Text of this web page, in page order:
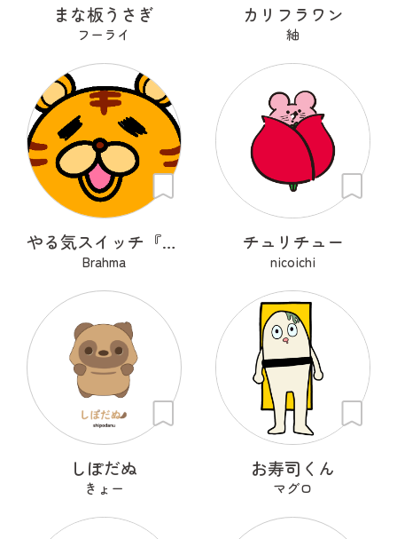
まな板うさぎ
フーライ
カリフラワン
紬
やる気スイッチ『OFFトラくん』
Brahma
チュリチュー
nicoichi
しぽだぬ
きょー
お寿司くん
マグロ